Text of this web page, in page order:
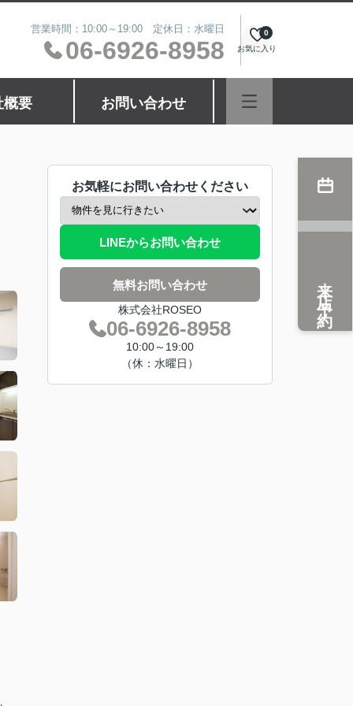
営業時間：10:00～19:00 定休日：水曜日
06-6926-8958 お気に入り
0
概要 お問い合わせ
お気軽にお問い合わせください
LINEからお問い合わせ
無料お問い合わせ
株式会社ROSEO
06-6926-8958
10:00～19:00
（休：水曜日）
来店予約